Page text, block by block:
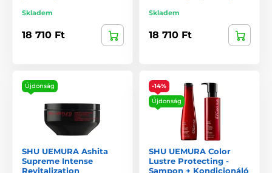
Skladem
18 710 Ft
Skladem
18 710 Ft
Újdonság
SHU UEMURA Ashita
Supreme Intense
Revitalization
-14%
Újdonság
SHU UEMURA Color
Lustre Protecting -
Sampon + Kondicionáló